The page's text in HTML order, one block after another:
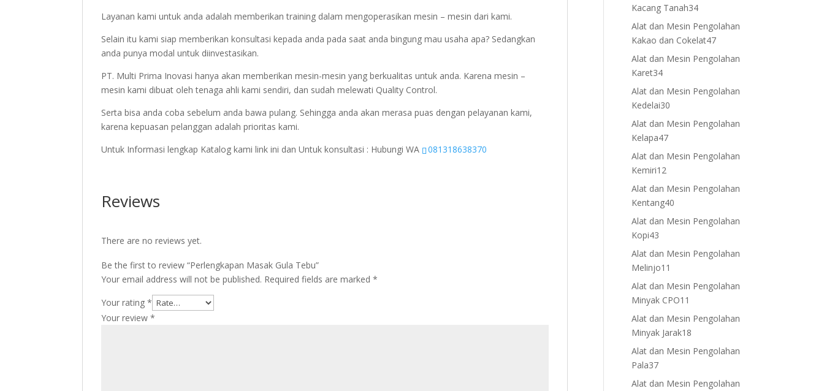
Layanan kami untuk anda adalah memberikan training dalam mengoperasikan mesin – mesin dari kami.
Selain itu kami siap memberikan konsultasi kepada anda pada saat anda bingung mau usaha apa? Sedangkan
anda punya modal untuk diinvestasikan.
PT. Multi Prima Inovasi hanya akan memberikan mesin-mesin yang berkualitas untuk anda. Karena mesin –
mesin kami dibuat oleh tenaga ahli kami sendiri, dan sudah melewati Quality Control.
Serta bisa anda coba sebelum anda bawa pulang. Sehingga anda akan merasa puas dengan pelayanan kami,
karena kepuasan pelanggan adalah prioritas kami.
Untuk Informasi lengkap Katalog kami link ini dan Untuk konsultasi : Hubungi WA
081318638370
Reviews
There are no reviews yet.
Be the first to review “Perlengkapan Masak Gula Tebu”
Your email address will not be published. Required fields are marked*
Your rating*
Your review*
Kacang Tanah3434
products
Alat dan Mesin Pengolahan
Kakao dan Cokelat4747
products
Alat dan Mesin Pengolahan
Karet3434
products
Alat dan Mesin Pengolahan
Kedelai30
products
Alat dan Mesin Pengolahan
Kelapa4747
products
Alat dan Mesin Pengolahan
Kemiri12
products
Alat dan Mesin Pengolahan
Kentang40
products
Alat dan Mesin Pengolahan
Kopi43
products
Alat dan Mesin Pengolahan
Melinjo11
products
Alat dan Mesin Pengolahan
Minyak CPO11
products
Alat dan Mesin Pengolahan
Minyak Jarak18
products
Alat dan Mesin Pengolahan
Pala3737
products
Alat dan Mesin Pengolahan